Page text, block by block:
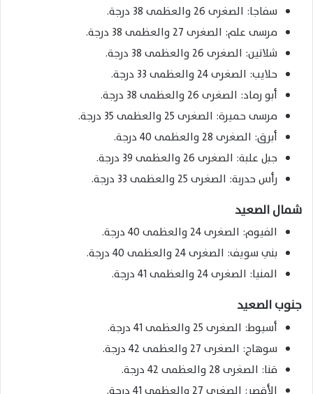
سفاجا: الصغرى 26 والعظمى 38 درجة.
مرسى علم: الصغرى 27 والعظمى 38 درجة.
شلاتين: الصغرى 26 والعظمى 38 درجة.
حلايب: الصغرى 24 والعظمى 33 درجة.
أبو رماد: الصغرى 26 والعظمى 38 درجة.
مرسى حميرة: الصغرى 25 والعظمى 35 درجة.
أبرق: الصغرى 28 والعظمى 40 درجة.
جبل علبة: الصغرى 26 والعظمى 39 درجة.
رأس حدربة: الصغرى 25 والعظمى 33 درجة.
شمال الصعيد
الفيوم: الصغرى 24 والعظمى 40 درجة.
بني سويف: الصغرى 24 والعظمى 40 درجة.
المنيا: الصغرى 24 والعظمى 41 درجة.
جنوب الصعيد
أسيوط: الصغرى 25 والعظمى 41 درجة.
سوهاج: الصغرى 27 والعظمى 42 درجة.
قنا: الصغرى 28 والعظمى 42 درجة.